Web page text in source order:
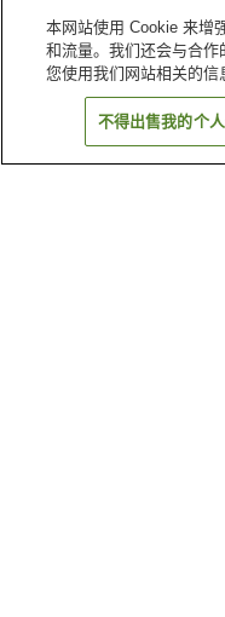
本网站使用 Cookie 来增
和流量。我们还会与合
您使用我们网站相关的信
不得出售我的个